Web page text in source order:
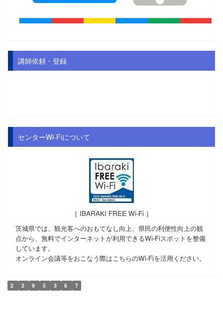
講師依頼・登録
センターWi-Fiについて
［ IBARAKI FREE Wi-Fi ］
茨城県では、観光客へのおもてなし向上、県民の利便性向上の観
点から、無料でインターネットが利用できるWi-Fiスポットを整備
しています。
オンライン会議等をおこなう際はこちらのWi-Fiを活用ください。
2 2 9 5 3 6 7